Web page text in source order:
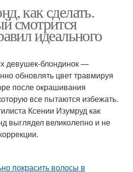
как сделать.
смотрится
идеального
девушек-блондинок —
обновлять цвет травмируя
после окрашивания
все пытаются избежать.
Ксении Изумруд как
выглядел великолепно и не